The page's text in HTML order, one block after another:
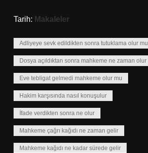
Tarih: Makaleler
Adliyeye sevk edildikten sonra tutuklama olur mu
Dosya açıldıktan sonra mahkeme ne zaman olur
Eve tebligat gelmedi mahkeme olur mu
Hakim karşısında nasıl konuşulur
İfade verdikten sonra ne olur
Mahkeme çağrı kağıdı ne zaman gelir
Mahkeme kağıdı ne kadar sürede gelir